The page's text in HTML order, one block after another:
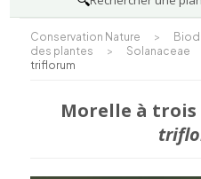
Conservation Nature >
des plantes
> Solanaceae
triflorum
Morelle à trois